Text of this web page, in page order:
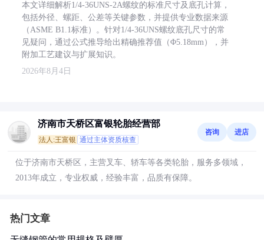
本文详细解析1/4-36UNS-2A螺纹的标准尺寸及底孔计算，
包括外径、螺距、公差等关键参数，并提供专业数据来源
（ASME B1.1标准）。针对1/4-36UNS螺纹底孔尺寸的常
见疑问，通过公式推导给出精确推荐值（Φ5.18mm），并
附加工艺建议与扩展知识。
2026年8月4日
济南市天桥区富银轮胎经营部
法人:王富银 通过主体资质核查
咨询 进店
位于济南市天桥区，主营叉车、轿车等各类轮胎，服务多领域，
2013年成立，专业权威，经验丰富，品质有保障。
热门文章